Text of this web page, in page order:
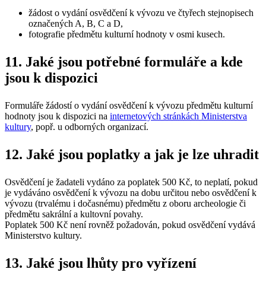
žádost o vydání osvědčení k vývozu ve čtyřech stejnopisech
označených A, B, C a D,
fotografie předmětu kulturní hodnoty v osmi kusech.
11. Jaké jsou potřebné formuláře a kde
jsou k dispozici
Formuláře žádostí o vydání osvědčení k vývozu předmětu kulturní
hodnoty jsou k dispozici na internetových stránkách Ministerstva
kultury, popř. u odborných organizací.
12. Jaké jsou poplatky a jak je lze uhradit
Osvědčení je žadateli vydáno za poplatek 500 Kč, to neplatí, pokud
je vydáváno osvědčení k vývozu na dobu určitou nebo osvědčení k
vývozu (trvalému i dočasnému) předmětu z oboru archeologie či
předmětu sakrální a kultovní povahy.
Poplatek 500 Kč není rovněž požadován, pokud osvědčení vydává
Ministerstvo kultury.
13. Jaké jsou lhůty pro vyřízení